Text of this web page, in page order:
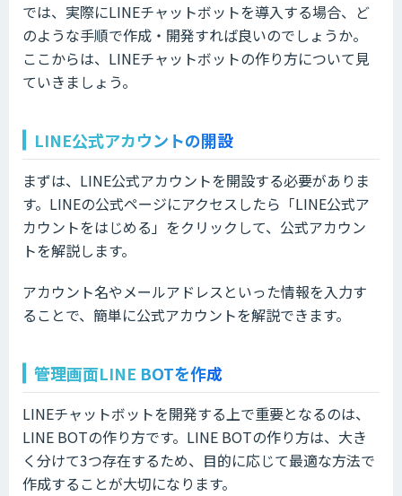
では、実際にLINEチャットボットを導入する場合、ど
のような手順で作成・開発すれば良いのでしょうか。
ここからは、LINEチャットボットの作り方について見
ていきましょう。
LINE公式アカウントの開設
まずは、LINE公式アカウントを開設する必要がありま
す。LINEの公式ページにアクセスしたら「LINE公式ア
カウントをはじめる」をクリックして、公式アカウン
トを解説します。
アカウント名やメールアドレスといった情報を入力す
ることで、簡単に公式アカウントを解説できます。
管理画面LINE BOTを作成
LINEチャットボットを開発する上で重要となるのは、
LINE BOTの作り方です。LINE BOTの作り方は、大き
く分けて3つ存在するため、目的に応じて最適な方法で
作成することが大切になります。